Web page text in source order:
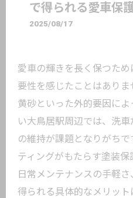
で得られる愛車保
2025/08/17
愛車の輝きを長く保つた
要性を感じたことはありま
黄砂といった外的要因に
い大鳥居駅周辺では、洗
の維持が課題となりがち
ティングがもたらす塗装
日常メンテナンスの手軽
得られる具体的なメリッ